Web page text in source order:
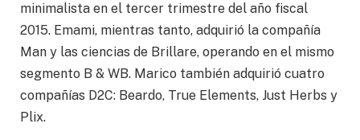
minimalista en el tercer trimestre del año fiscal
2015. Emami, mientras tanto, adquirió la compañía
Man y las ciencias de Brillare, operando en el mismo
segmento B & WB. Marico también adquirió cuatro
compañías D2C: Beardo, True Elements, Just Herbs y
Plix.